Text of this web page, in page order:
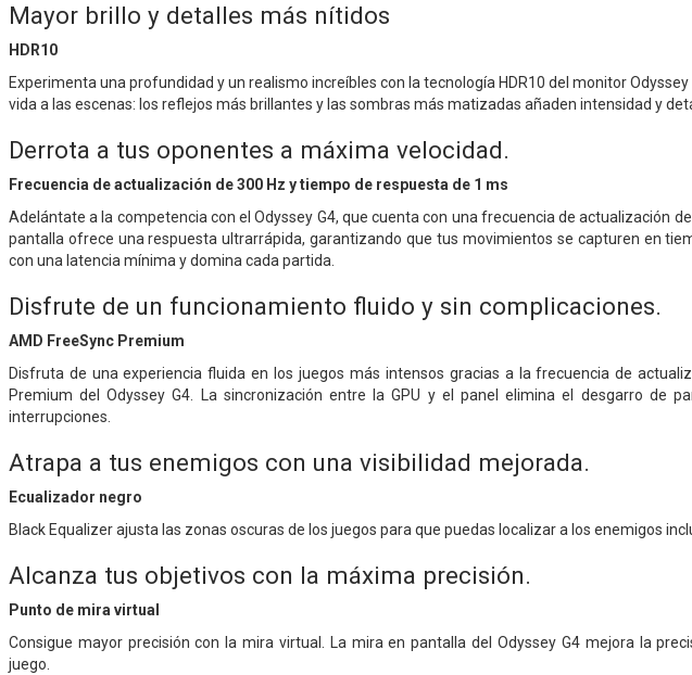
Mayor brillo y detalles más nítidos
HDR10
Experimenta una profundidad y un realismo increíbles con la tecnología HDR10 del monitor
vida a las escenas: los reflejos más brillantes y las sombras más matizadas añaden intensidad y
Derrota a tus oponentes a máxima velocidad.
Frecuencia de actualización de 300 Hz y tiempo de respuesta de 1 ms
Adelántate a la competencia con el Odyssey G4, que cuenta con una frecuencia de actualización
pantalla ofrece una respuesta ultrarrápida, garantizando que tus movimientos se capturen en
con una latencia mínima y domina cada partida.
Disfrute de un funcionamiento fluido y sin complicaciones.
AMD FreeSync Premium
Disfruta de una experiencia fluida en los juegos más intensos gracias a la frecuencia de
Premium del Odyssey G4. La sincronización entre la GPU y el panel elimina el desgarro de
interrupciones.
Atrapa a tus enemigos con una visibilidad mejorada.
Ecualizador negro
Black Equalizer ajusta las zonas oscuras de los juegos para que puedas localizar a los enemigos
Alcanza tus objetivos con la máxima precisión.
Punto de mira virtual
Consigue mayor precisión con la mira virtual. La mira en pantalla del Odyssey G4 mejora la
juego.